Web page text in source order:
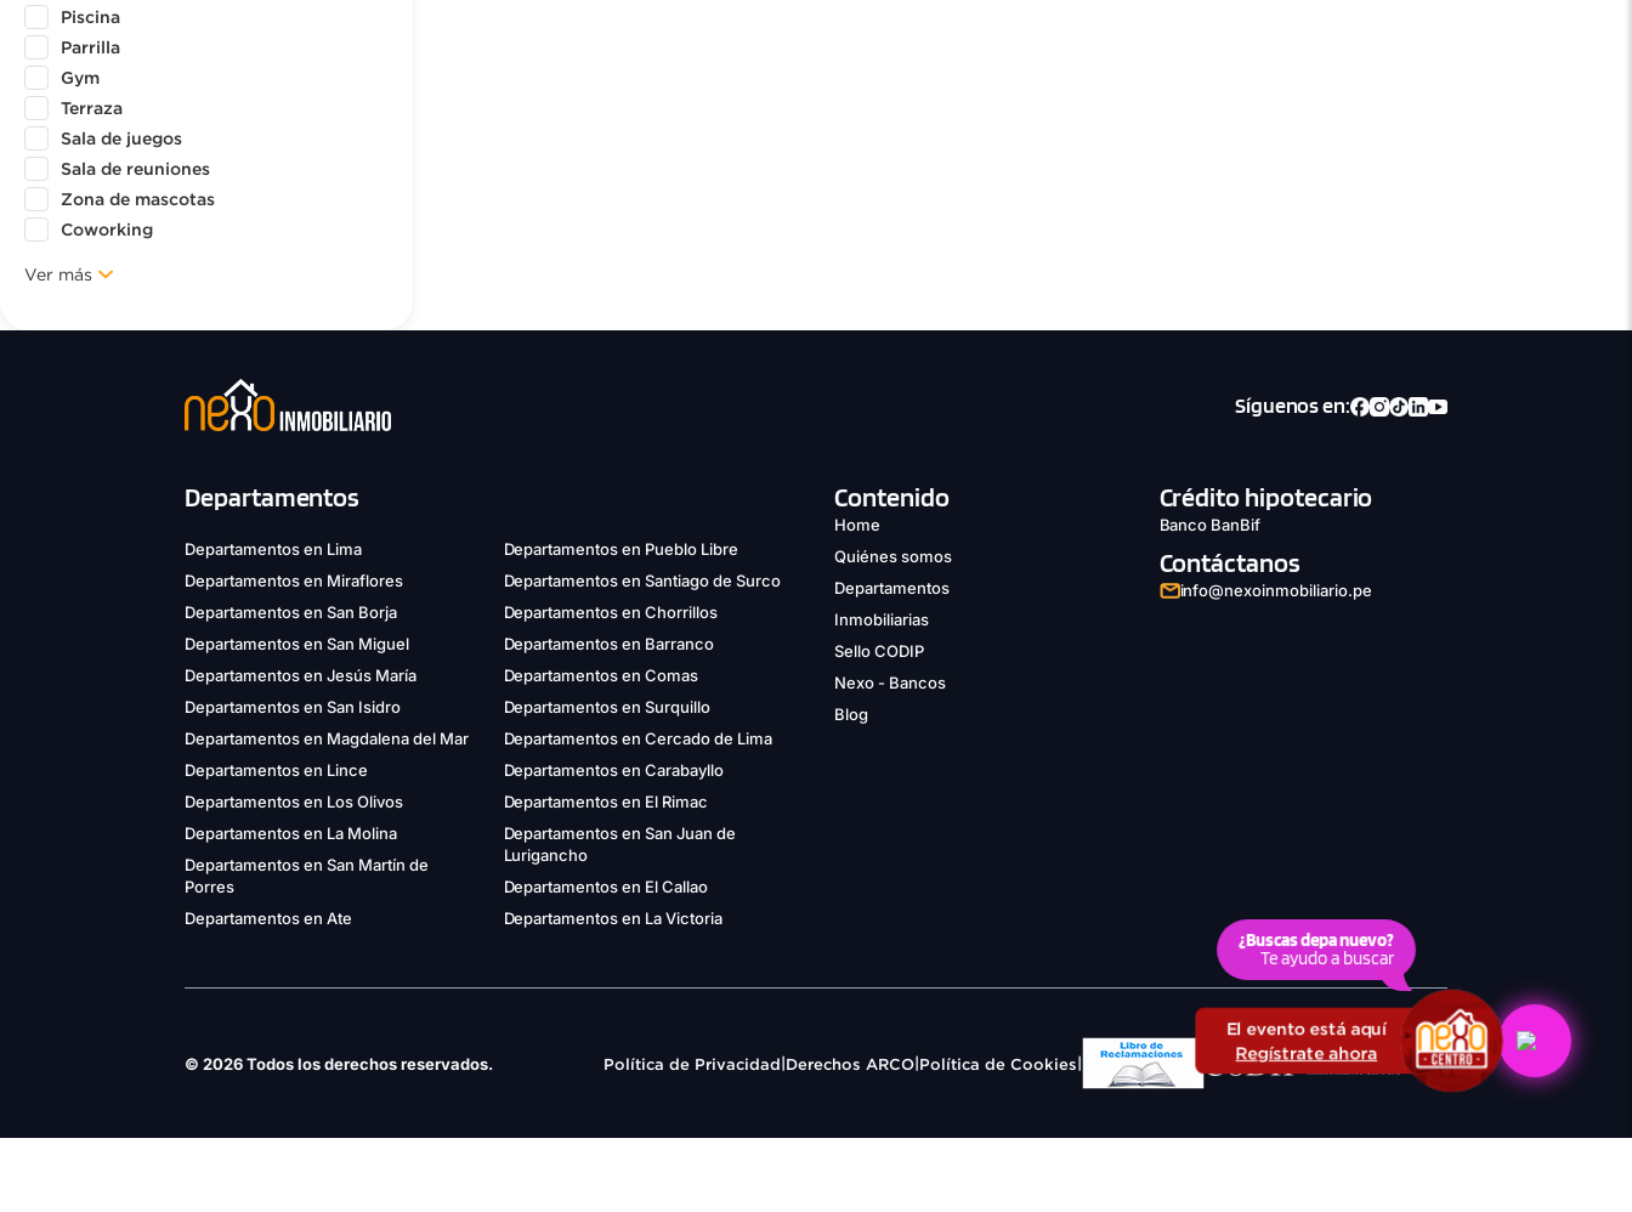
Piscina
Parrilla
Gym
Terraza
Sala de juegos
Sala de reuniones
Zona de mascotas
Coworking
Ver más
El evento está aquí
Regístrate ahora
Síguenos en:
Departamentos
Departamentos en Lima
Departamentos en Miraflores
Departamentos en San Borja
Departamentos en San Miguel
Departamentos en Jesús María
Departamentos en San Isidro
Departamentos en Magdalena del Mar
Departamentos en Lince
Departamentos en Los Olivos
Departamentos en La Molina
Departamentos en San Martín de
Porres
Departamentos en Ate
Departamentos en Pueblo Libre
Departamentos en Santiago de Surco
Departamentos en Chorrillos
Departamentos en Barranco
Departamentos en Comas
Departamentos en Surquillo
Departamentos en Cercado de Lima
Departamentos en Carabayllo
Departamentos en El Rimac
Departamentos en San Juan de
Lurigancho
Departamentos en El Callao
Departamentos en La Victoria
Contenido
Home
Quiénes somos
Departamentos
Inmobiliarias
Sello CODIP
Nexo - Bancos
Blog
Crédito hipotecario
Banco BanBif
Contáctanos
info@nexoinmobiliario.pe
© 2026 Todos los derechos reservados. Política de Privacidad|Derechos ARCO|Política de Cookies|
¿Buscas depa nuevo?
Te ayudo a buscar